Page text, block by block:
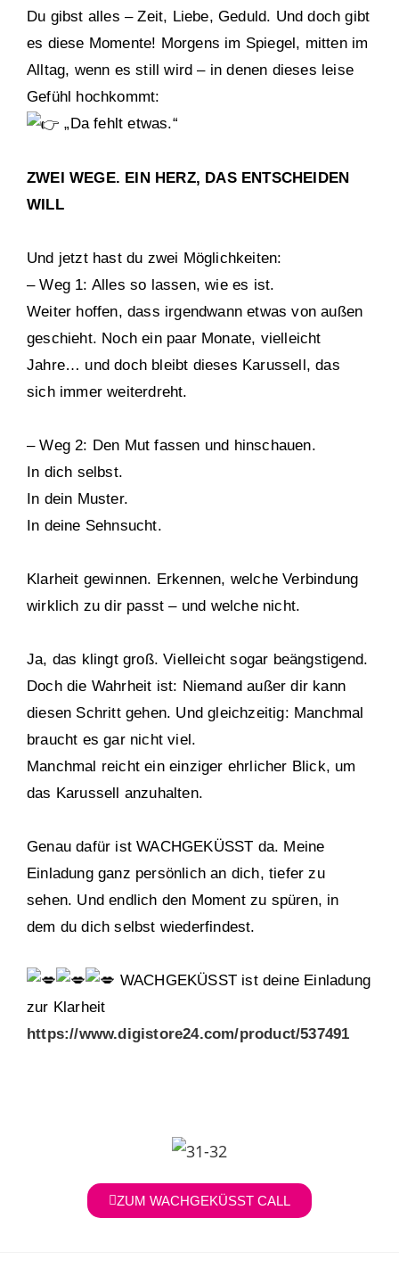
Du gibst alles – Zeit, Liebe, Geduld. Und doch gibt
es diese Momente! Morgens im Spiegel, mitten im
Alltag, wenn es still wird – in denen dieses leise
Gefühl hochkommt:
„Da fehlt etwas.“
ZWEI WEGE. EIN HERZ, DAS ENTSCHEIDEN
WILL
Und jetzt hast du zwei Möglichkeiten:
– Weg 1: Alles so lassen, wie es ist.
Weiter hoffen, dass irgendwann etwas von außen
geschieht. Noch ein paar Monate, vielleicht
Jahre… und doch bleibt dieses Karussell, das
sich immer weiterdreht.
– Weg 2: Den Mut fassen und hinschauen.
In dich selbst.
In dein Muster.
In deine Sehnsucht.
Klarheit gewinnen. Erkennen, welche Verbindung
wirklich zu dir passt – und welche nicht.
Ja, das klingt groß. Vielleicht sogar beängstigend.
Doch die Wahrheit ist: Niemand außer dir kann
diesen Schritt gehen. Und gleichzeitig: Manchmal
braucht es gar nicht viel.
Manchmal reicht ein einziger ehrlicher Blick, um
das Karussell anzuhalten.
Genau dafür ist WACHGEKÜSST da. Meine
Einladung ganz persönlich an dich, tiefer zu
sehen. Und endlich den Moment zu spüren, in
dem du dich selbst wiederfindest.
WACHGEKÜSST ist deine Einladung
zur Klarheit
https://www.digistore24.com/product/537491
ZUM WACHGEKÜSST CALL